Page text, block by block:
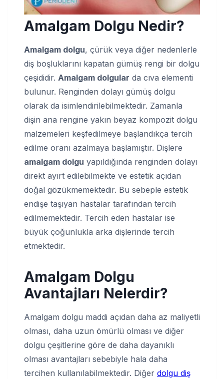
Amalgam Dolgu Nedir?
Amalgam dolgu, çürük veya diğer nedenlerle
diş boşluklarını kapatan gümüş rengi bir dolgu
çeşididir. Amalgam dolgular da cıva elementi
bulunur. Renginden dolayı gümüş dolgu
olarak da isimlendirilebilmektedir. Zamanla
dişin ana rengine yakın beyaz kompozit dolgu
malzemeleri keşfedilmeye başlandıkça tercih
edilme oranı azalmaya başlamıştır. Dişlere
amalgam dolgu yapıldığında renginden dolayı
direkt ayırt edilebilmekte ve estetik açıdan
doğal gözükmemektedir. Bu sebeple estetik
endişe taşıyan hastalar tarafından tercih
edilmemektedir. Tercih eden hastalar ise
büyük çoğunlukla arka dişlerinde tercih
etmektedir.
Amalgam Dolgu
Avantajları Nelerdir?
Amalgam dolgu maddi açıdan daha az maliyetli
olması, daha uzun ömürlü olması ve diğer
dolgu çeşitlerine göre de daha dayanıklı
olması avantajları sebebiyle hala daha
tercihen kullanılabilmektedir. Diğer dolgu diş